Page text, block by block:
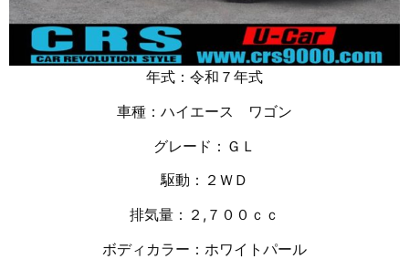
年式：令和７年式
車種：ハイエース ワゴン
グレード：ＧＬ
駆動：２ＷＤ
排気量：２,７００ｃｃ
ボディカラー：ホワイトパール